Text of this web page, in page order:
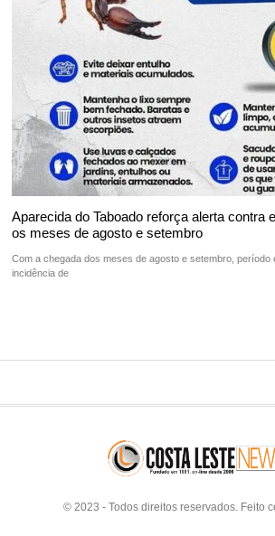
Aparecida do Taboado reforça alerta contra
os meses de agosto e setembro
Com a chegada dos meses de agosto e setembro, período
incidência de
© 2023 - Todos direitos reservados. Feito